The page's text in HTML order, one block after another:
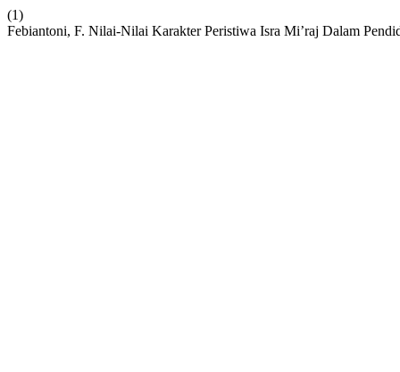
(1)
Febiantoni, F. Nilai-Nilai Karakter Peristiwa Isra Mi’raj Dalam